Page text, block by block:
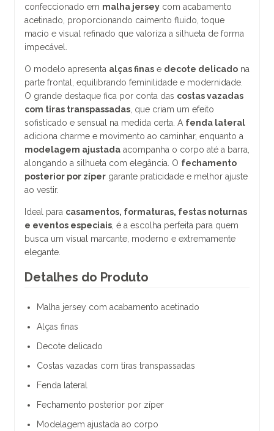
confeccionado em malha jersey com acabamento
acetinado, proporcionando caimento fluido, toque
macio e visual refinado que valoriza a silhueta de forma
impecável.
O modelo apresenta alças finas e decote delicado na
parte frontal, equilibrando feminilidade e modernidade.
O grande destaque fica por conta das costas vazadas
com tiras transpassadas , que criam um efeito
sofisticado e sensual na medida certa. A fenda lateral
adiciona charme e movimento ao caminhar, enquanto a
modelagem ajustada acompanha o corpo até a barra,
alongando a silhueta com elegância. O fechamento
posterior por zíper garante praticidade e melhor ajuste
ao vestir.
Ideal para casamentos, formaturas, festas noturnas
e eventos especiais , é a escolha perfeita para quem
busca um visual marcante, moderno e extremamente
elegante.
Detalhes do Produto
Malha jersey com acabamento acetinado
Alças finas
Decote delicado
Costas vazadas com tiras transpassadas
Fenda lateral
Fechamento posterior por zíper
Modelagem ajustada ao corpo